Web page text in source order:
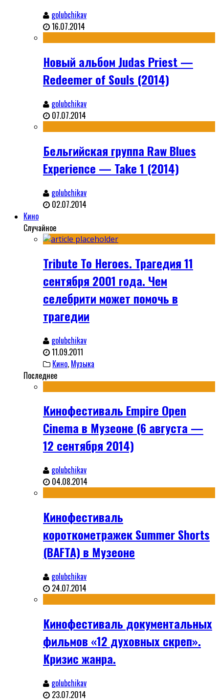
golubchikav
16.07.2014
Новый альбом Judas Priest —
Redeemer of Souls (2014)
golubchikav
07.07.2014
Бельгийская группа Raw Blues
Experience — Take 1 (2014)
golubchikav
02.07.2014
Кино
Случайное
Tribute To Heroes. Трагедия 11
сентября 2001 года. Чем
селебрити может помочь в
трагедии
golubchikav
11.09.2011
Кино, Музыка
Последнее
Кинофестиваль Empire Open
Cinema в Музеоне (6 августа —
12 сентября 2014)
golubchikav
04.08.2014
Кинофестиваль
короткометражек Summer Shorts
(BAFTA) в Музеоне
golubchikav
24.07.2014
Кинофестиваль документальных
фильмов «12 духовных скреп».
Кризис жанра.
golubchikav
23.07.2014